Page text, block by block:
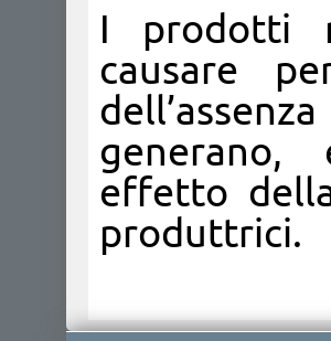
I prodotti
causare
generano,
effetto
produttrici.